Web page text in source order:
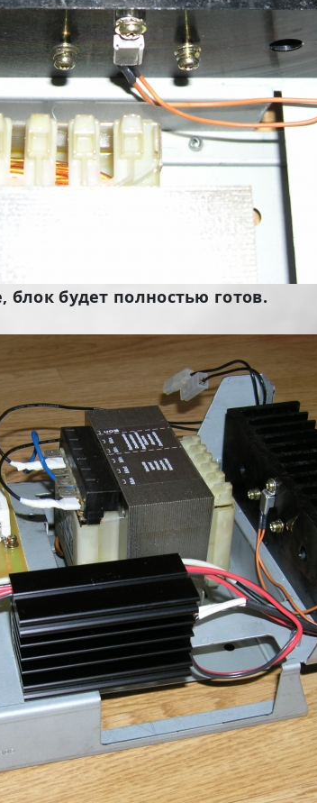
будет полностью готов.